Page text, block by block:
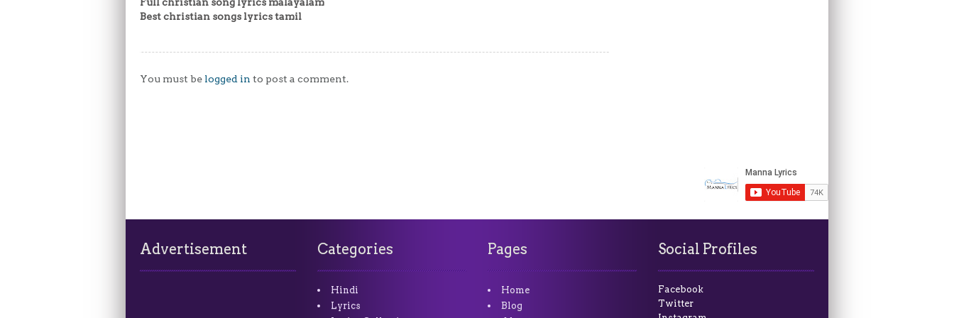
Full christian song lyrics malayalam
Best christian songs lyrics tamil
You must be logged in to post a comment.
Advertisement Categories
Hindi
Lyrics
Pages
Home
Blog
Social Profiles
Facebook
Twitter